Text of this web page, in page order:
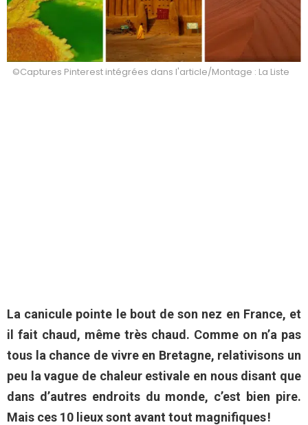
©Captures Pinterest intégrées dans l'article/Montage : La Liste
La canicule pointe le bout de son nez en France, et
il fait chaud, même très chaud. Comme on n’a pas
tous la chance de vivre en Bretagne, relativisons un
peu la vague de chaleur estivale en nous disant que
dans d’autres endroits du monde, c’est bien pire.
Mais ces 10 lieux sont avant tout magnifiques !